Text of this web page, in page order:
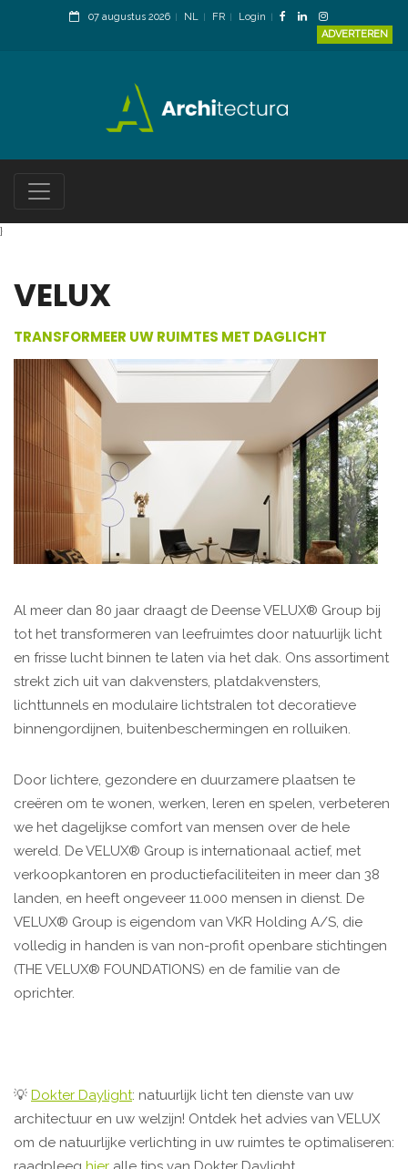
07 augustus 2026 NL FR
Login
ADVERTEREN
}
VELUX
TRANSFORMEER UW RUIMTES MET DAGLICHT
Al meer dan 80 jaar draagt de Deense VELUX® Group bij
tot het transformeren van leefruimtes door natuurlijk licht
en frisse lucht binnen te laten via het dak. Ons assortiment
strekt zich uit van dakvensters, platdakvensters,
lichttunnels en modulaire lichtstralen tot decoratieve
binnengordijnen, buitenbeschermingen en rolluiken.
Door lichtere, gezondere en duurzamere plaatsen te
creëren om te wonen, werken, leren en spelen, verbeteren
we het dagelijkse comfort van mensen over de hele
wereld. De VELUX® Group is internationaal actief, met
verkoopkantoren en productiefaciliteiten in meer dan 38
landen, en heeft ongeveer 11.000 mensen in dienst. De
VELUX® Group is eigendom van VKR Holding A/S, die
volledig in handen is van non-profit openbare stichtingen
(THE VELUX® FOUNDATIONS) en de familie van de
oprichter.
💡 Dokter Daylight: natuurlijk licht ten dienste van uw
architectuur en uw welzijn! Ontdek het advies van VELUX
om de natuurlijke verlichting in uw ruimtes te optimaliseren: